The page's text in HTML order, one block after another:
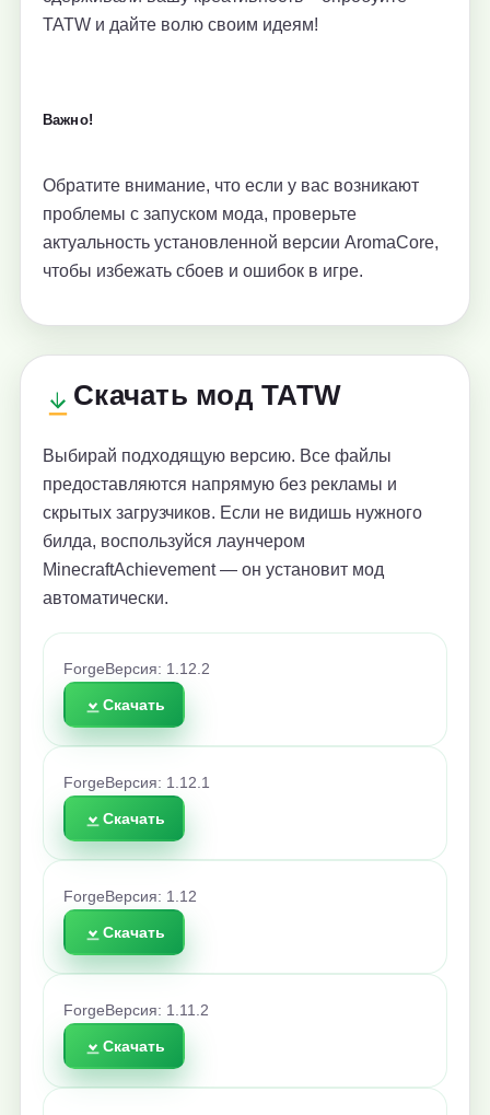
TATW и дайте волю своим идеям!
Важно!
Обратите внимание, что если у вас возникают
проблемы с запуском мода, проверьте
актуальность установленной версии AromaCore,
чтобы избежать сбоев и ошибок в игре.
Скачать мод TATW
Выбирай подходящую версию. Все файлы
предоставляются напрямую без рекламы и
скрытых загрузчиков. Если не видишь нужного
билда, воспользуйся лаунчером
MinecraftAchievement — он установит мод
автоматически.
Forge Версия: 1.12.2
Скачать
Forge Версия: 1.12.1
Скачать
Forge Версия: 1.12
Скачать
Forge Версия: 1.11.2
Скачать